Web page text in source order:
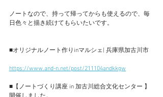
ノートなので、持って帰ってからも使えるので、毎
日色々と描き続けてもらいたいです。
■オリジナルノート作りinマルシェ| 兵庫県加古川市
https://www.and-n.net/post/211104andkkgw
■【ノートづくり講座 in 加古川総合文化センター 】